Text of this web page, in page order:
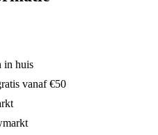
in huis
vanaf €50